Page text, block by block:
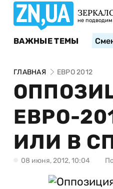
не подводим
ВАЖНЫЕ ТЕМЫ
ГЛАВНАЯ ЕВРО 2012
ЕВРО-
ИЛИ В
08 июня, 2012, 10:04